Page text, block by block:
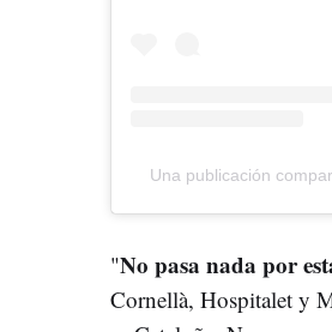
Una publicación
"No pasa nada por
Cornellà, Hospitalet y